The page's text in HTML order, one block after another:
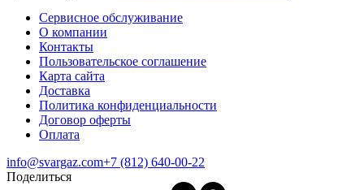
Сервисное обслуживание
О компании
Контакты
Пользовательское соглашение
Карта сайта
Доставка
Политика конфиденциальности
Договор оферты
Оплата
info@svargaz.com+7 (812) 640‑00‑22
Поделиться